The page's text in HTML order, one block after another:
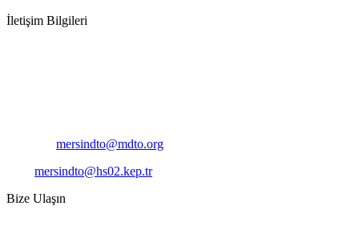
İletişim Bilgileri
mersindto@mdto.org
mersindto@hs02.kep.tr
Bize Ulaşın